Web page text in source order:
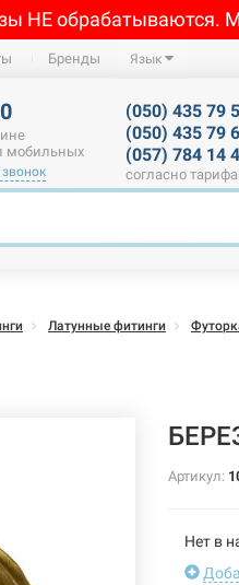
НЕ обрабатываются.
Бренды Язык
мобильных
(050) 435 79
(050) 435 79
(057) 784 14
согласно
Латунные фитинги
Артикул:
Нет в